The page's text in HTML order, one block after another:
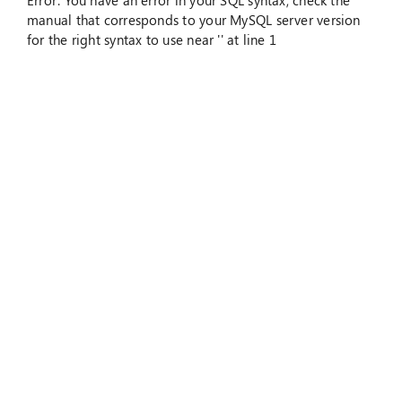
Suche
manual that corresponds to your MySQL server version
for the right syntax to use near '' at line 1